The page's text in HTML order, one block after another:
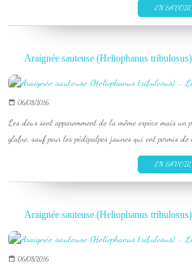
EN SAVOIR
Araignée sauteuse (Heliophanus
06/08/2016
Les deux sont apparemment de la même espèce mais un
glabre, sauf pour les pédipalpes jaunes qui ont permis de
EN SAVOIR
Araignée sauteuse (Heliophanus
06/08/2016